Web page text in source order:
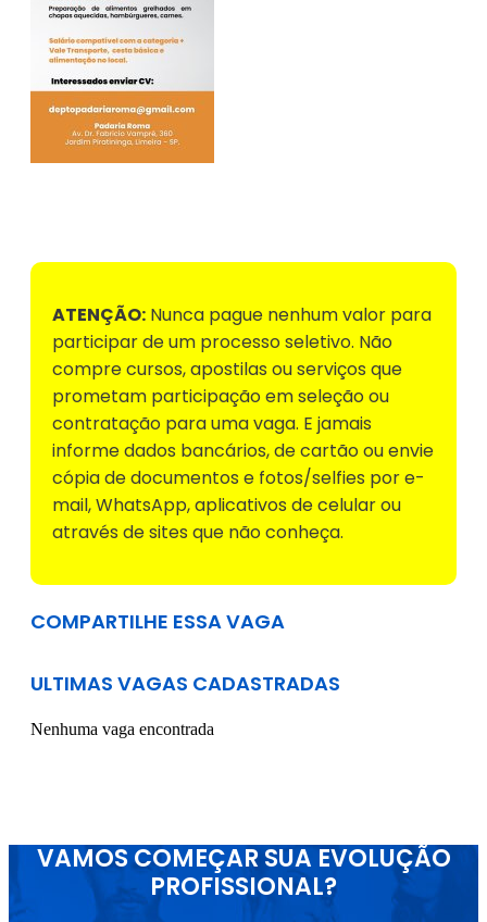
ATENÇÃO: Nunca pague nenhum valor para
participar de um processo seletivo. Não
compre cursos, apostilas ou serviços que
prometam participação em seleção ou
contratação para uma vaga. E jamais
informe dados bancários, de cartão ou envie
cópia de documentos e fotos/selfies por e-
mail, WhatsApp, aplicativos de celular ou
através de sites que não conheça.
COMPARTILHE ESSA VAGA
ULTIMAS VAGAS CADASTRADAS
Nenhuma vaga encontrada
VAMOS COMEÇAR SUA EVOLUÇÃO
PROFISSIONAL?